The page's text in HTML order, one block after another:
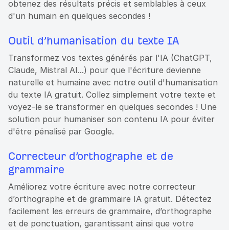
obtenez des résultats précis et semblables à ceux
d'un humain en quelques secondes !
Outil d’humanisation du texte IA
Transformez vos textes générés par l'IA (ChatGPT,
Claude, Mistral AI...) pour que l'écriture devienne
naturelle et humaine avec notre outil d'humanisation
du texte IA gratuit. Collez simplement votre texte et
voyez-le se transformer en quelques secondes ! Une
solution pour humaniser son contenu IA pour éviter
d'être pénalisé par Google.
Correcteur d’orthographe et de
grammaire
Améliorez votre écriture avec notre correcteur
d’orthographe et de grammaire IA gratuit. Détectez
facilement les erreurs de grammaire, d’orthographe
et de ponctuation, garantissant ainsi que votre